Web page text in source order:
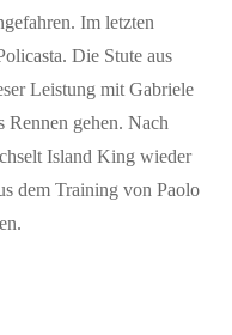
Im letzten
Die Stute aus
Leistung mit Gabriele
Rennen gehen. Nach
Island King wieder
dem Training von Paolo